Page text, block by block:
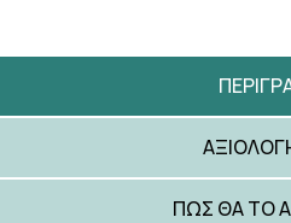
ΠΩΣ ΘΑ ΤΟ